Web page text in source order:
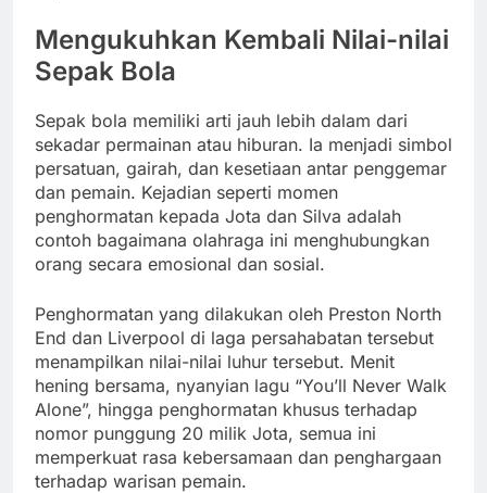
Mengukuhkan Kembali Nilai-nilai
Sepak Bola
Sepak bola memiliki arti jauh lebih dalam dari
sekadar permainan atau hiburan. Ia menjadi simbol
persatuan, gairah, dan kesetiaan antar penggemar
dan pemain. Kejadian seperti momen
penghormatan kepada Jota dan Silva adalah
contoh bagaimana olahraga ini menghubungkan
orang secara emosional dan sosial.
Penghormatan yang dilakukan oleh Preston North
End dan Liverpool di laga persahabatan tersebut
menampilkan nilai-nilai luhur tersebut. Menit
hening bersama, nyanyian lagu “You’ll Never Walk
Alone”, hingga penghormatan khusus terhadap
nomor punggung 20 milik Jota, semua ini
memperkuat rasa kebersamaan dan penghargaan
terhadap warisan pemain.